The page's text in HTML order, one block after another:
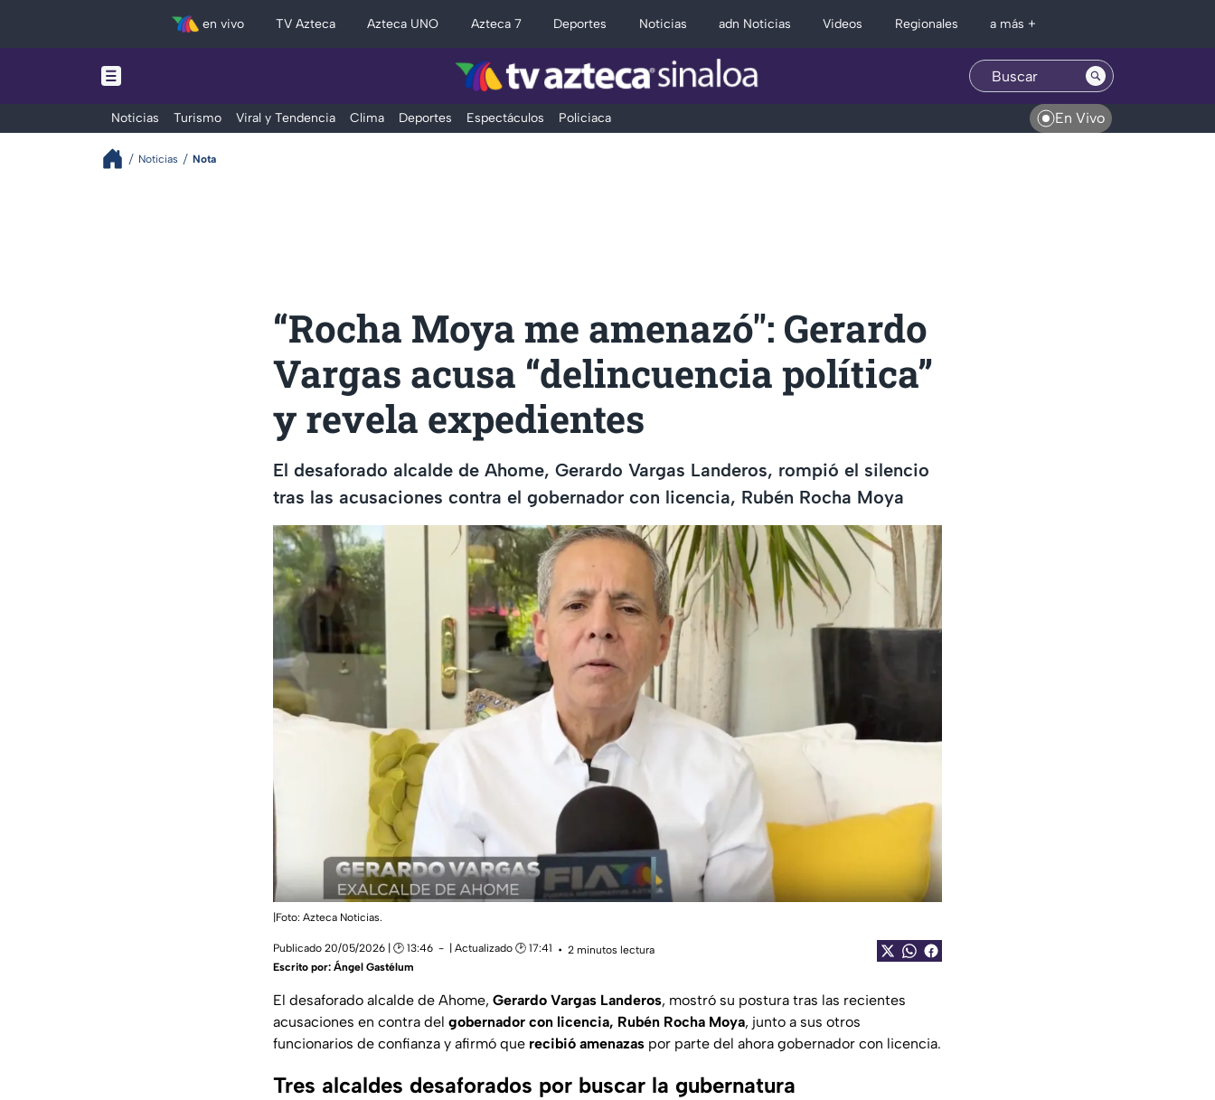
en vivo TV Azteca Azteca UNO Azteca 7 Deportes Noticias adn Noticias Videos Regionales a más +
Noticias Turismo Viral y Tendencia Clima Deportes Espectáculos Policiaca En Vivo
Noticias Nota
“Rocha Moya me amenazó": Gerardo
Vargas acusa “delincuencia política”
y revela expedientes
El desaforado alcalde de Ahome, Gerardo Vargas Landeros, rompió el silencio
tras las acusaciones contra el gobernador con licencia, Rubén Rocha Moya
|Foto: Azteca Noticias.
Publicado 20/05/2026 | 🕑 13:46 | Actualizado 🕑 17:41
2 minutos lectura
Escrito por: Ángel Gastélum
El desaforado alcalde de Ahome, Gerardo Vargas Landeros, mostró su postura tras las recientes
acusaciones en contra del gobernador con licencia, Rubén Rocha Moya, junto a sus otros
funcionarios de confianza y afirmó que recibió amenazas por parte del ahora gobernador con licencia.
Tres alcaldes desaforados por buscar la gubernatura